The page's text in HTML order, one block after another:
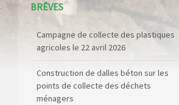
BRÊVES
Campagne de collecte des plastiques
agricoles le 22 avril 2026
Construction de dalles béton sur les
points de collecte des déchets
ménagers